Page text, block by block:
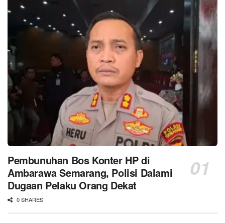
Pembunuhan Bos Konter HP di
Ambarawa Semarang, Polisi Dalami
Dugaan Pelaku Orang Dekat
0 SHARES